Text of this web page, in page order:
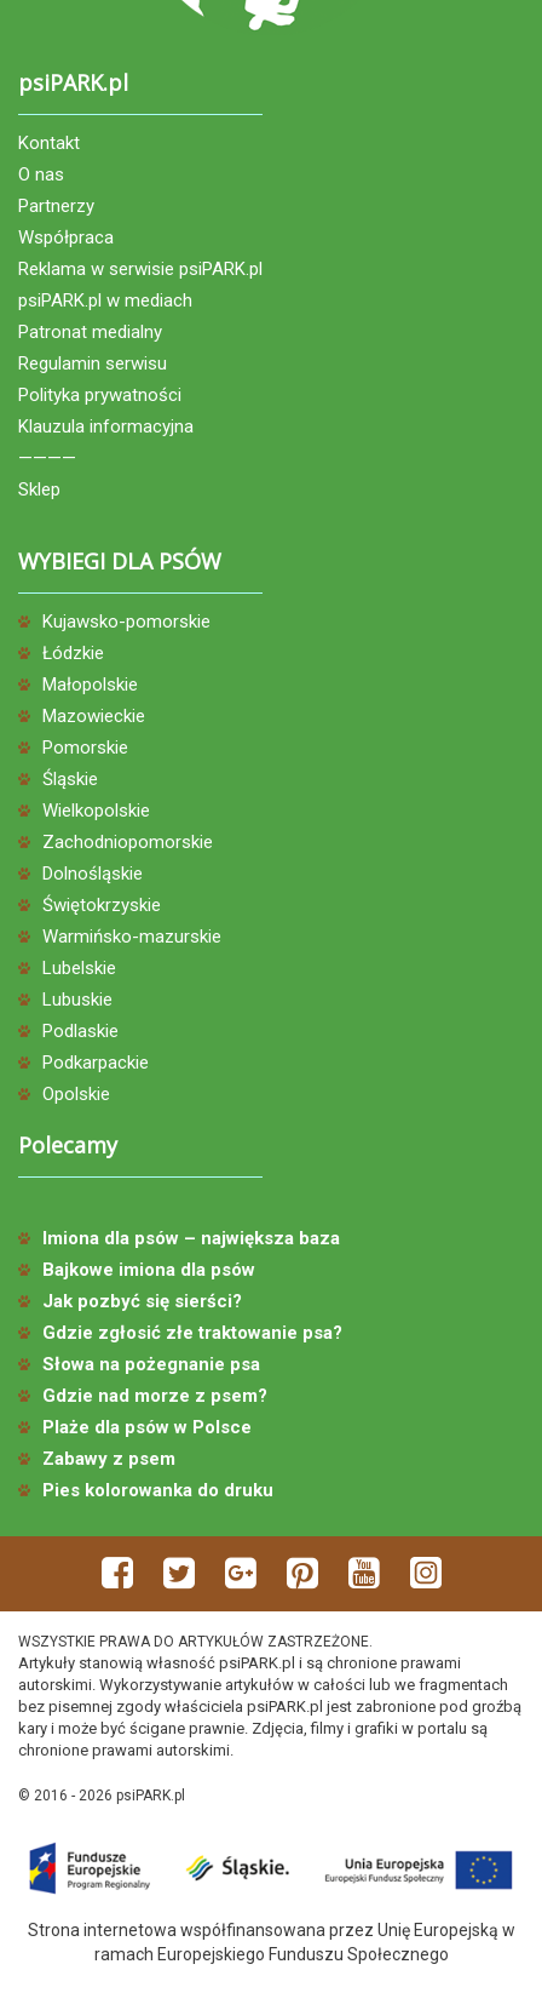
psiPARK.pl
Kontakt
O nas
Partnerzy
Współpraca
Reklama w serwisie psiPARK.pl
psiPARK.pl w mediach
Patronat medialny
Regulamin serwisu
Polityka prywatności
Klauzula informacyjna
————
Sklep
WYBIEGI DLA PSÓW
Kujawsko-pomorskie
Łódzkie
Małopolskie
Mazowieckie
Pomorskie
Śląskie
Wielkopolskie
Zachodniopomorskie
Dolnośląskie
Świętokrzyskie
Warmińsko-mazurskie
Lubelskie
Lubuskie
Podlaskie
Podkarpackie
Opolskie
Polecamy
Imiona dla psów – największa baza
Bajkowe imiona dla psów
Jak pozbyć się sierści?
Gdzie zgłosić złe traktowanie psa?
Słowa na pożegnanie psa
Gdzie nad morze z psem?
Plaże dla psów w Polsce
Zabawy z psem
Pies kolorowanka do druku
WSZYSTKIE PRAWA DO ARTYKUŁÓW ZASTRZEŻONE.
Artykuły stanowią własność psiPARK.pl i są chronione prawami
autorskimi. Wykorzystywanie artykułów w całości lub we fragmentach
bez pisemnej zgody właściciela psiPARK.pl jest zabronione pod groźbą
kary i może być ścigane prawnie. Zdjęcia, filmy i grafiki w portalu są
chronione prawami autorskimi.
© 2016 - 2026 psiPARK.pl
Strona internetowa współfinansowana przez Unię Europejską w
ramach Europejskiego Funduszu Społecznego